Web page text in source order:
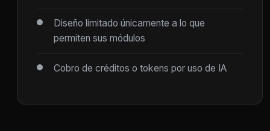
Diseño limitado únicamente a lo que
permiten sus módulos
Cobro de créditos o tokens por uso de IA